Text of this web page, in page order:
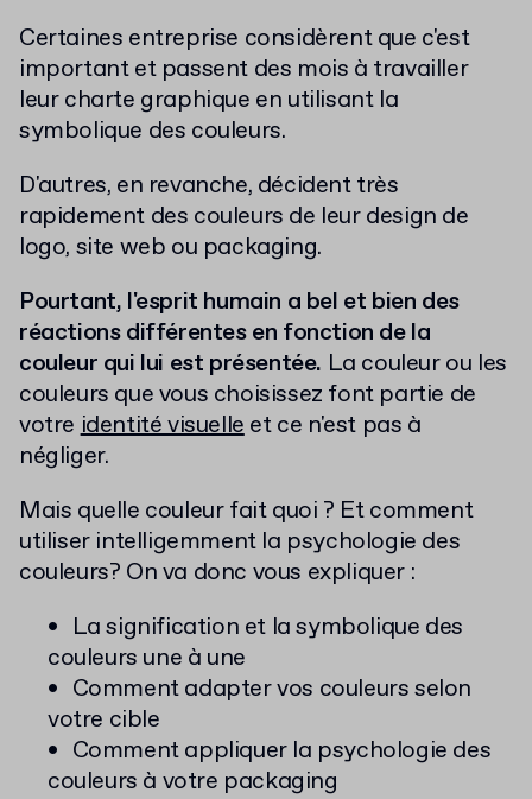
Certaines entreprise considèrent que c'est
important et passent des mois à travailler
leur charte graphique en utilisant la
symbolique des couleurs.
D'autres, en revanche, décident très
rapidement des couleurs de leur design de
logo, site web ou packaging.
Pourtant, l'esprit humain a bel et bien des
réactions différentes en fonction de la
couleur qui lui est présentée. La couleur ou les
couleurs que vous choisissez font partie de
votreidentité visuelleet ce n'est pas à
négliger.
Mais quelle couleur fait quoi ? Et comment
utiliser intelligemment la psychologie des
couleurs? On va donc vous expliquer :
La signification et la symbolique des
couleurs une à une
Comment adapter vos couleurs selon
votre cible
Comment appliquer la psychologie des
couleurs à votre packaging